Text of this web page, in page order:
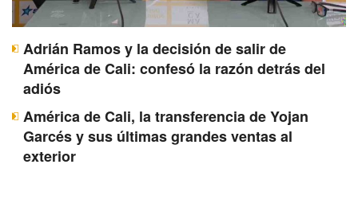
Adrián Ramos y la decisión de salir de
América de Cali: confesó la razón detrás del
adiós
América de Cali, la transferencia de Yojan
Garcés y sus últimas grandes ventas al
exterior